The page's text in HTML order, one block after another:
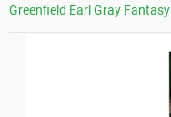
Greenfield Earl Gray